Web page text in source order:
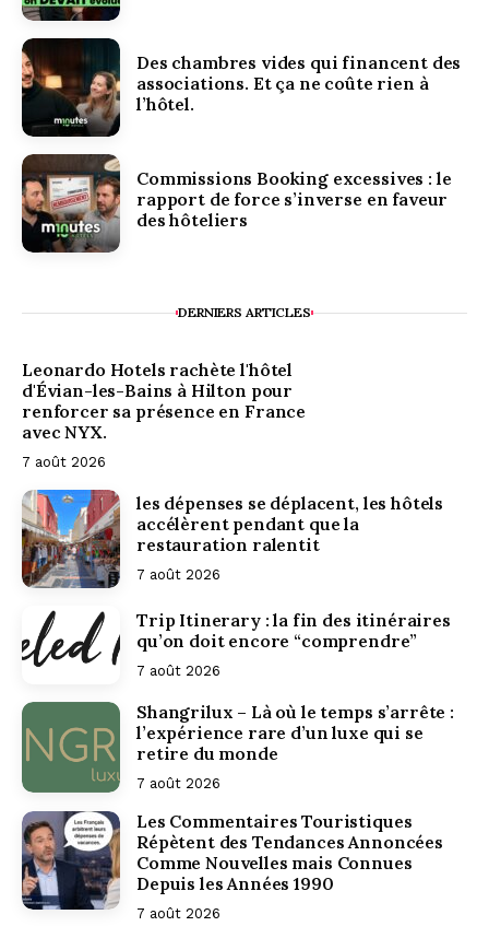
Des chambres vides qui financent des
associations. Et ça ne coûte rien à
l’hôtel.
Commissions Booking excessives : le
rapport de force s’inverse en faveur
des hôteliers
DERNIERS ARTICLES
Leonardo Hotels rachète l'hôtel
d'Évian-les-Bains à Hilton pour
renforcer sa présence en France
avec NYX.
7 août 2026
les dépenses se déplacent, les hôtels
accélèrent pendant que la
restauration ralentit
7 août 2026
Trip Itinerary : la fin des itinéraires
qu’on doit encore “comprendre”
7 août 2026
Shangrilux – Là où le temps s’arrête :
l’expérience rare d’un luxe qui se
retire du monde
7 août 2026
Les Commentaires Touristiques
Répètent des Tendances Annoncées
Comme Nouvelles mais Connues
Depuis les Années 1990
7 août 2026